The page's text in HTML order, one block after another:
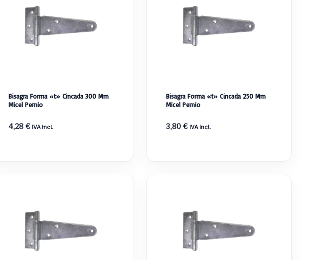
Bisagra Forma «t» Cincada 300 Mm
Micel Pernio
4,28€ IVA incl.
Bisagra Forma «t» Cincada 250 Mm
Micel Pernio
3,80€ IVA incl.